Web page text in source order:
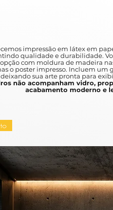
impressão em látex em
qualidade e durabilidade.
com moldura de madeira
o poster impresso. Incluem um
sua arte pronta para
não acompanham vidro,
acabamento moderno e